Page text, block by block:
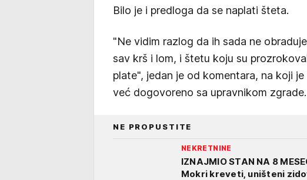
Bilo je i predloga da se naplati šteta.
"Ne vidim razlog da ih sada ne
sav krš i lom, i štetu koju su
plate", jedan je od komentara, na koji
već dogovoreno sa upravnikom zgrade.
NE PROPUSTITE
NEKRETNINE
IZNAJMIO STAN NA 8
Mokri kreveti, uništeni